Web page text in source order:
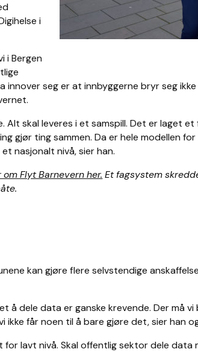
i
i Bergen
seg er at innbyggerne bryr seg
skal leveres i et samspill. Det er laget
gjør ting sammen. Da er hele modellen
nasjonalt nivå, sier han.
om Flyt Barnevern her. Et fagsystem
kan gjøre flere selvstendige
dele data er ganske krevende. Der må
ikke får noen til å bare gjøre det, sier han
lavt nivå. Skal offentlig sektor dele data